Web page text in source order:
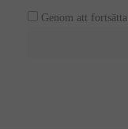
Genom att